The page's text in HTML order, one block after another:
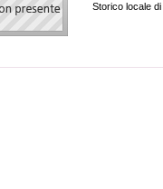
Storico locale